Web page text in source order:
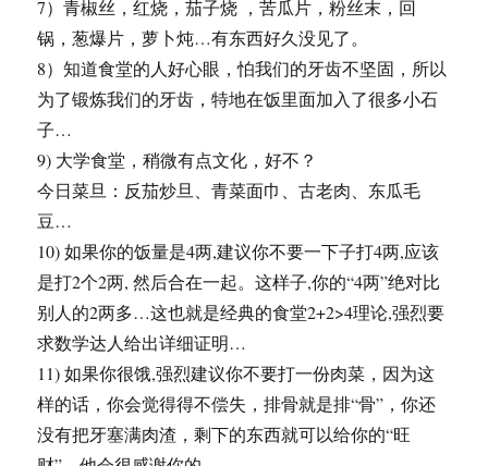
7）青椒丝，红烧，茄子烧 ，苦瓜片，粉丝末，回
锅，葱爆片，萝卜炖…有东西好久没见了。
8）知道食堂的人好心眼，怕我们的牙齿不坚固，所以
为了锻炼我们的牙齿，特地在饭里面加入了很多小石
子…
9) 大学食堂，稍微有点文化，好不？
今日菜旦：反茄炒旦、青菜面巾、古老肉、东瓜毛
豆…
10) 如果你的饭量是4两,建议你不要一下子打4两,应该
是打2个2两, 然后合在一起。这样子,你的“4两”绝对比
别人的2两多…这也就是经典的食堂2+2>4理论,强烈要
求数学达人给出详细证明…
11) 如果你很饿,强烈建议你不要打一份肉菜，因为这
样的话，你会觉得得不偿失，排骨就是排“骨”，你还
没有把牙塞满肉渣，剩下的东西就可以给你的“旺